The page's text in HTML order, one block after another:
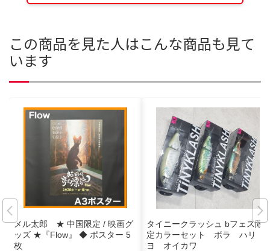
この商品を見た人はこんな商品も見て
います
メル太郎 ★ 中国限定 / 映画グ
ッズ ★『Flow』 ◆ ポスター 5
枚
タイニークラッシュ bフェス限
定カラーセット ボラ ハリ
ヨ オイカワ